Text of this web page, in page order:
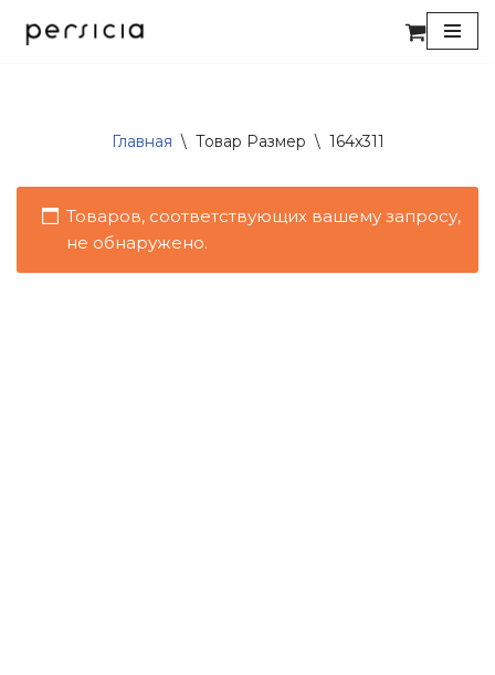
Главная \ Товар Размер \ 164x311
Товаров, соответствующих вашему запросу,
не обнаружено.